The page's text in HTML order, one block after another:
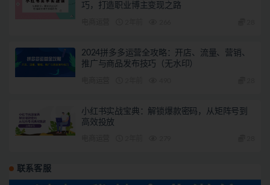
巧，打造职业博主变现之路
2024拼多多运营全攻略：开店、流量、营销、
推广与商品发布技巧（无水印）
小红书实战宝典：解锁爆款密码，从矩阵号到
高效投放
联系客服